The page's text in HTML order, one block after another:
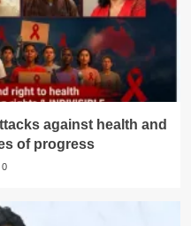
against health and
of progress
0